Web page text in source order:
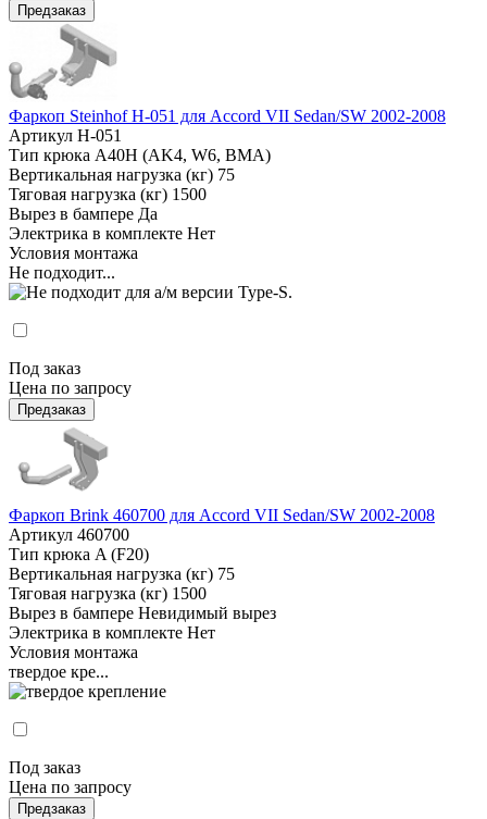
Предзаказ
Фаркоп Steinhof H-051 для Accord VII Sedan/SW 2002-2008
Артикул H-051
Тип крюка А40H (AK4, W6, BMA)
Вертикальная нагрузка (кг) 75
Тяговая нагрузка (кг) 1500
Вырез в бампере Да
Электрика в комплекте Нет
Условия монтажа
Не подходит...
Под заказ
Цена по запросу
Предзаказ
Фаркоп Brink 460700 для Accord VII Sedan/SW 2002-2008
Артикул 460700
Тип крюка A (F20)
Вертикальная нагрузка (кг) 75
Тяговая нагрузка (кг) 1500
Вырез в бампере Невидимый вырез
Электрика в комплекте Нет
Условия монтажа
твердое кре...
Под заказ
Цена по запросу
Предзаказ